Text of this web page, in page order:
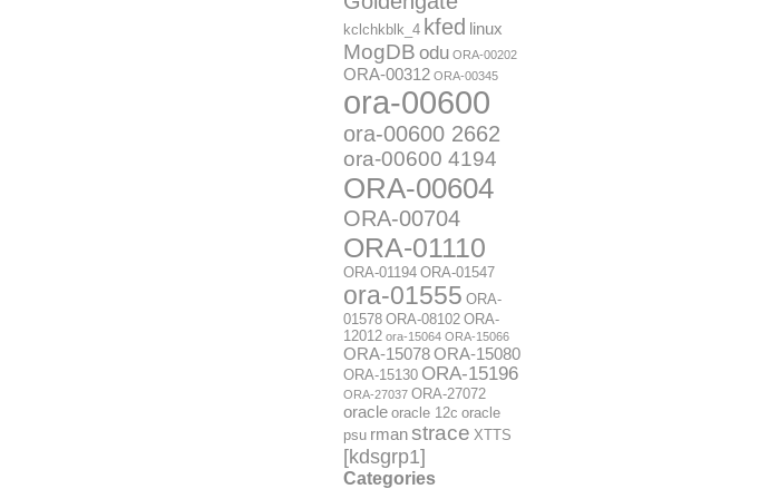
kclchkblk_4 kfed linux
MogDB odu ORA-00202
ORA-00312 ORA-00345
ora-00600
ora-00600 2662
ora-00600 4194
ORA-00604
ORA-00704
ORA-01110
ORA-01194 ORA-01547
ora-01555 ORA-
01578 ORA-08102 ORA-
12012 ora-15064 ORA-15066
ORA-15078ORA-15080
ORA-15130 ORA-15196
ORA-27037 ORA-27072
oracle oracle 12c oracle
psu rmanstrace XTTS
[kdsgrp1]
Categories